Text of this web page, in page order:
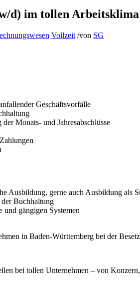
d) im tollen
Vollzeit /von SG
Geschäftsvorfälle
Monats- und Jahresabschlüsse
Ausbildung, gerne auch Ausbildung
Buchhaltung
gängigen Systemen
in Baden-Württemberg bei der
bei tollen Unternehmen – von